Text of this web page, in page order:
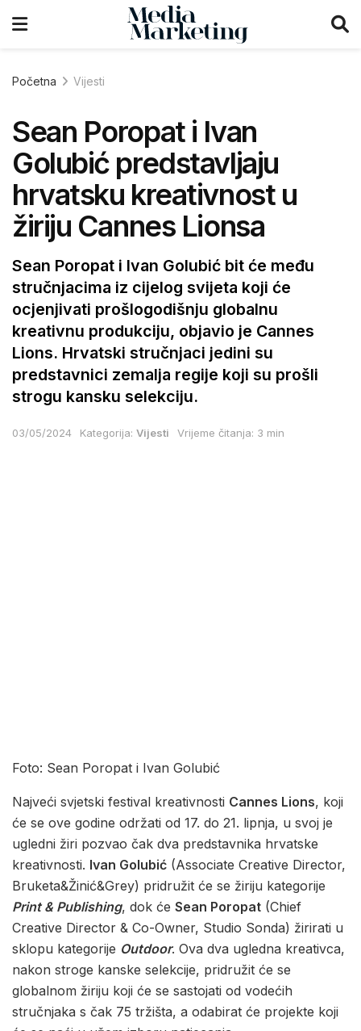
Početna Vijesti
Sean Poropat i Ivan
Golubić predstavljaju
hrvatsku kreativnost u
žiriju Cannes Lionsa
Sean Poropat i Ivan Golubić bit će među
stručnjacima iz cijelog svijeta koji će
ocjenjivati prošlogodišnju globalnu
kreativnu produkciju, objavio je Cannes
Lions. Hrvatski stručnjaci jedini su
predstavnici zemalja regije koji su prošli
strogu kansku selekciju.
03/05/2024 Kategorija: Vijesti Vrijeme čitanja: 3 min
Foto: Sean Poropat i Ivan Golubić
Najveći svjetski festival kreativnosti Cannes Lions, koji
će se ove godine održati od 17. do 21. lipnja, u svoj je
ugledni žiri pozvao čak dva predstavnika hrvatske
kreativnosti. Ivan Golubić (Associate Creative Director,
Bruketa&Žinić&Grey) pridružit će se žiriju kategorije
Print & Publishing, dok će Sean Poropat (Chief
Creative Director & Co-Owner, Studio Sonda) žirirati u
sklopu kategorije Outdoor. Ova dva ugledna kreativca,
nakon stroge kanske selekcije, pridružit će se
globalnom žiriju koji će se sastojati od vodećih
stručnjaka s čak 75 tržišta, a odabirat će projekte koji